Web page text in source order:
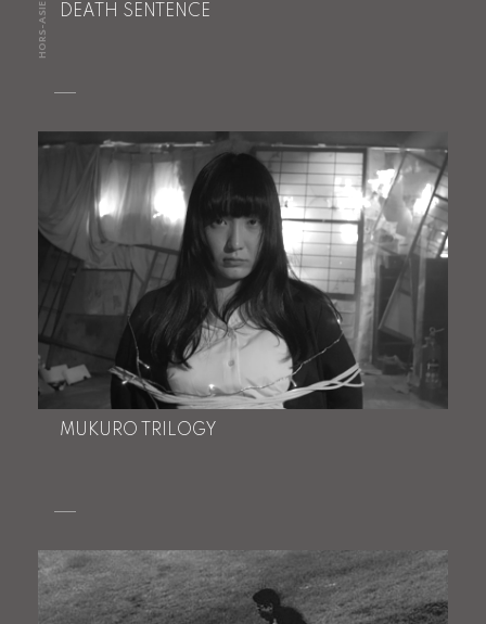
HORS-ASIE DEATH SENTENCE
MUKURO TRILOGY